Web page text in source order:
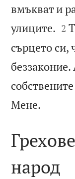
вмъкват и
улиците. 

2
сърцето
беззаконие.
Мене.
народ